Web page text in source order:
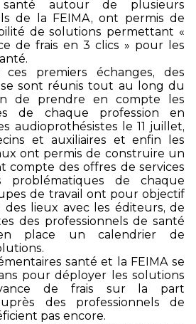
santé autour de plusieurs
de la FEIMA, ont permis de
de solutions permettant «
de frais en 3 clics » pour les
premiers échanges, des
sont réunis tout au long du
de prendre en compte les
de chaque profession en
audioprothésistes le 11 juillet,
et auxiliaires et enfin les
ont permis de construire un
compte des offres de services
problématiques de chaque
de travail ont pour objectif
lieux avec les éditeurs, de
des professionnels de santé
place un calendrier de
santé et la FEIMA se
pour déployer les solutions
de frais sur la part
des professionnels de
pas encore.